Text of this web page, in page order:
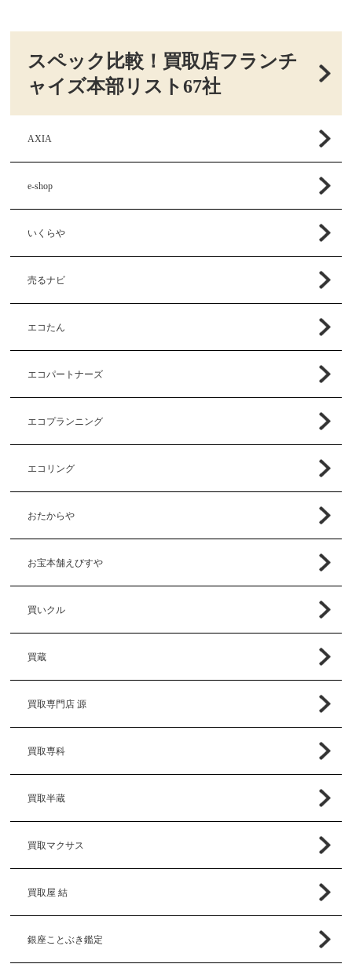
スペック比較！買取店フランチ
ャイズ本部リスト67社
AXIA
e-shop
いくらや
売るナビ
エコたん
エコパートナーズ
エコプランニング
エコリング
おたからや
お宝本舗えびすや
買いクル
買蔵
買取専門店 源
買取専科
買取半蔵
買取マクサス
買取屋 結
銀座ことぶき鑑定